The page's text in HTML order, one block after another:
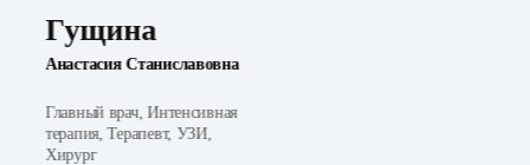
Гущина
Анастасия Станиславовна
Главный врач, Интенсивная
терапия, Терапевт, УЗИ,
Хирург